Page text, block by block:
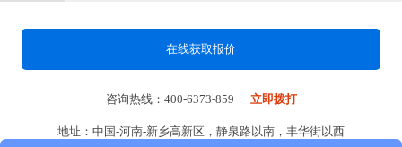
在线获取报价
咨询热线：400-6373-859 立即拨打
地址：中国-河南-新乡高新区，静泉路以南，丰华街以西